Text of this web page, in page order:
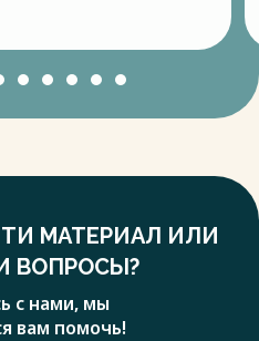
МАТЕРИАЛ ИЛИ
ВОПРОСЫ?
с нами, мы
вам помочь!